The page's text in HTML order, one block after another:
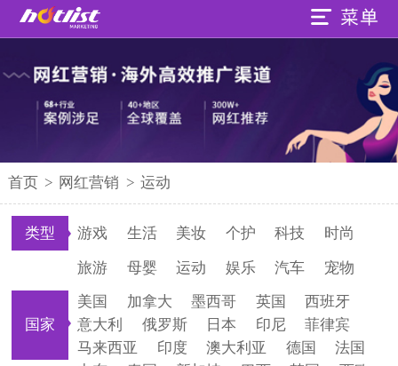
首页 > 网红营销 > 运动
类型 游戏 生活 美妆 个护 科技 时尚
旅游 母婴 运动 娱乐 汽车 宠物
国家
美国 加拿大 墨西哥 英国
西班牙
意大利
俄罗斯 日本 印尼
菲律宾
马来西亚
印度 澳大利亚 德国
法国